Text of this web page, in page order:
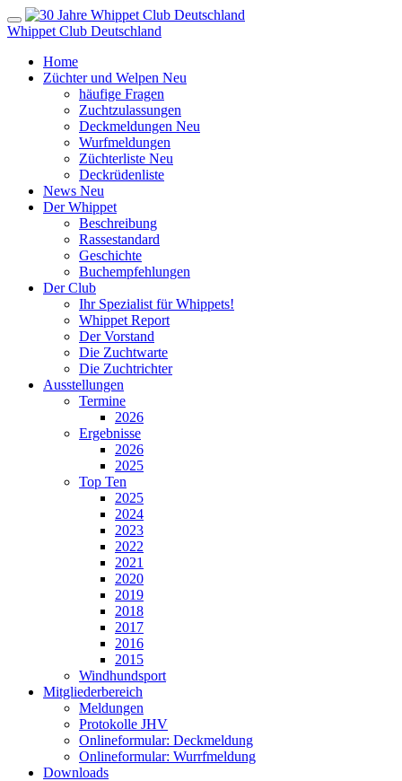
Whippet Club Deutschland
Home
Züchter und Welpen Neu
häufige Fragen
Zuchtzulassungen
Deckmeldungen Neu
Wurfmeldungen
Züchterliste Neu
Deckrüdenliste
News Neu
Der Whippet
Beschreibung
Rassestandard
Geschichte
Buchempfehlungen
Der Club
Ihr Spezialist für Whippets!
Whippet Report
Der Vorstand
Die Zuchtwarte
Die Zuchtrichter
Ausstellungen
Termine
2026
Ergebnisse
2026
2025
Top Ten
2025
2024
2023
2022
2021
2020
2019
2018
2017
2016
2015
Windhundsport
Mitgliederbereich
Meldungen
Protokolle JHV
Onlineformular: Deckmeldung
Onlineformular: Wurrfmeldung
Downloads